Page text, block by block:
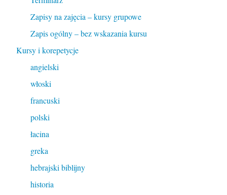
Zapisy na zajęcia – kursy grupowe
Zapis ogólny – bez wskazania kursu
Kursy i korepetycje
angielski
włoski
francuski
polski
łacina
greka
hebrajski biblijny
historia